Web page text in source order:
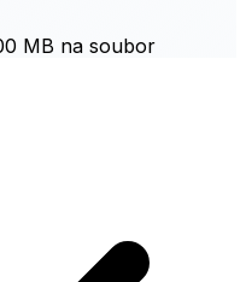
MB na soubor